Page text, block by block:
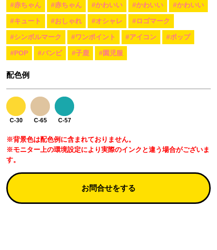
#赤ちゃん #赤ちゃん #かわいい #かわいい #かわいい
#キュート #おしゃれ #オシャレ #ロゴマーク
#シンボルマーク #ワンポイント #アイコン #ポップ
#POP #バンビ #子鹿 #園児服
配色例
C-30 C-65 C-57
※背景色は配色例に含まれておりません。
※モニター上の環境設定により実際のインクと違う場合がございま
す。
お問合せをする